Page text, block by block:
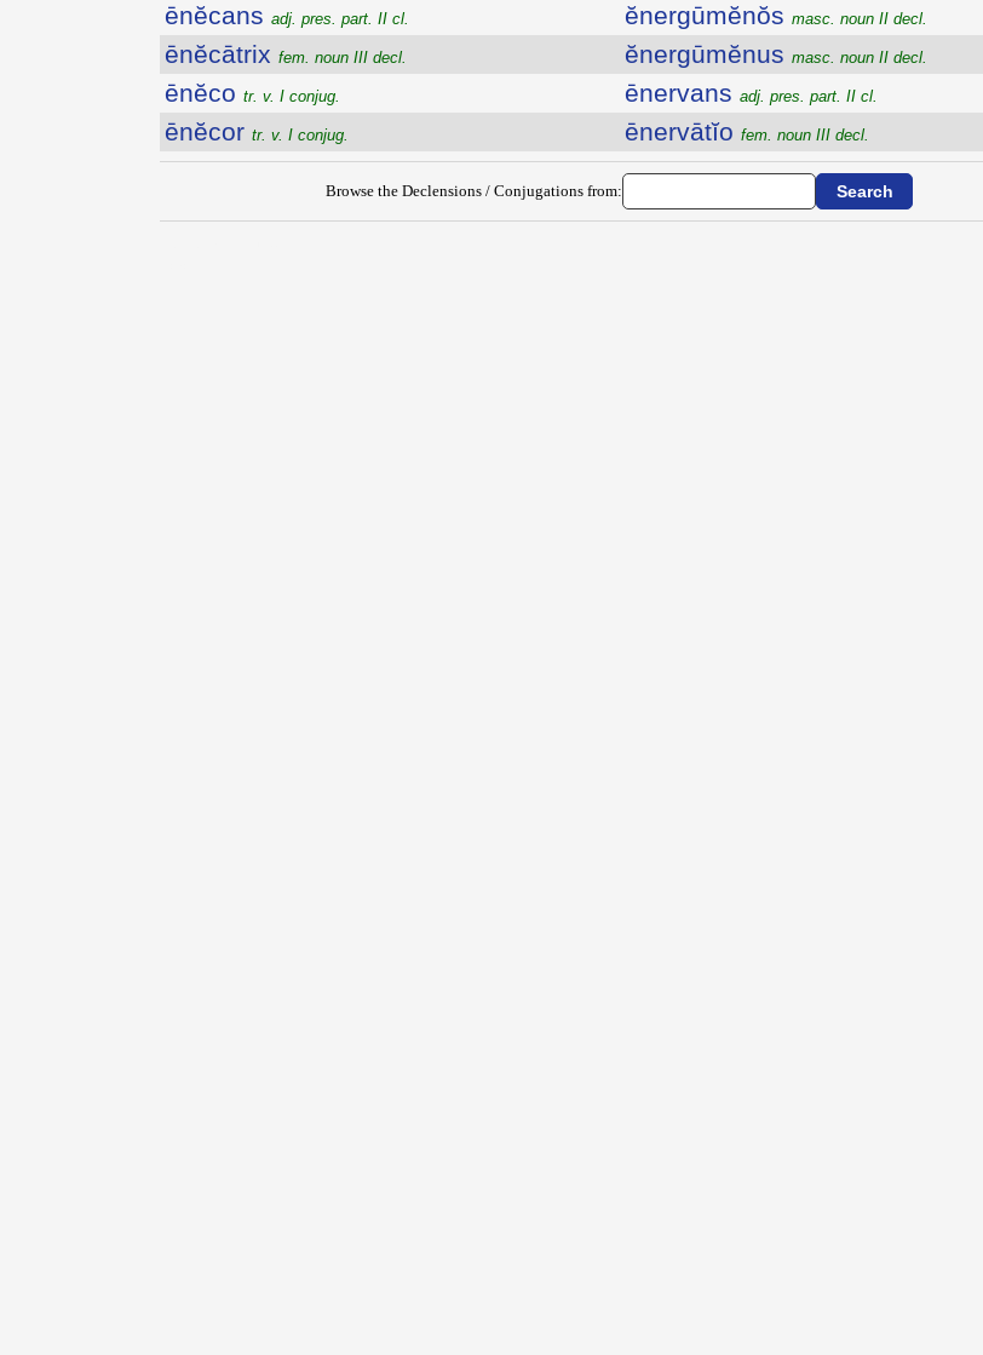
ēnĕcans adj. pres. part. II cl.
ēnĕcātrix fem. noun III decl.
ēnĕco tr. v. I conjug.
ēnĕcor tr. v. I conjug.
ĕnergūmĕnŏs masc. noun II decl.
ĕnergūmĕnus masc. noun II decl.
ēnervans adj. pres. part. II cl.
ēnervātĭo fem. noun III decl.
Browse the Declensions / Conjugations from: